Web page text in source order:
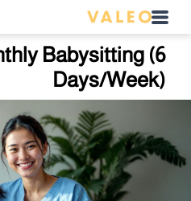
Babysitting (6
Days/Week)